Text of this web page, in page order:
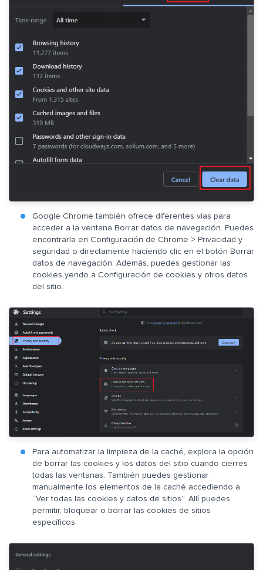
Google Chrome también ofrece diferentes vías para
acceder a la ventana Borrar datos de navegación. Puedes
encontrarla en Configuración de Chrome > Privacidad y
seguridad o directamente haciendo clic en el botón Borrar
datos de navegación. Además, puedes gestionar las
cookies yendo a Configuración de cookies y otros datos
del sitio.
Para automatizar la limpieza de la caché, explora la opción
de borrar las cookies y los datos del sitio cuando cierres
todas las ventanas. También puedes gestionar
manualmente los elementos de la caché accediendo a
“Ver todas las cookies y datos de sitios”. Allí puedes
permitir, bloquear o borrar las cookies de sitios
específicos.